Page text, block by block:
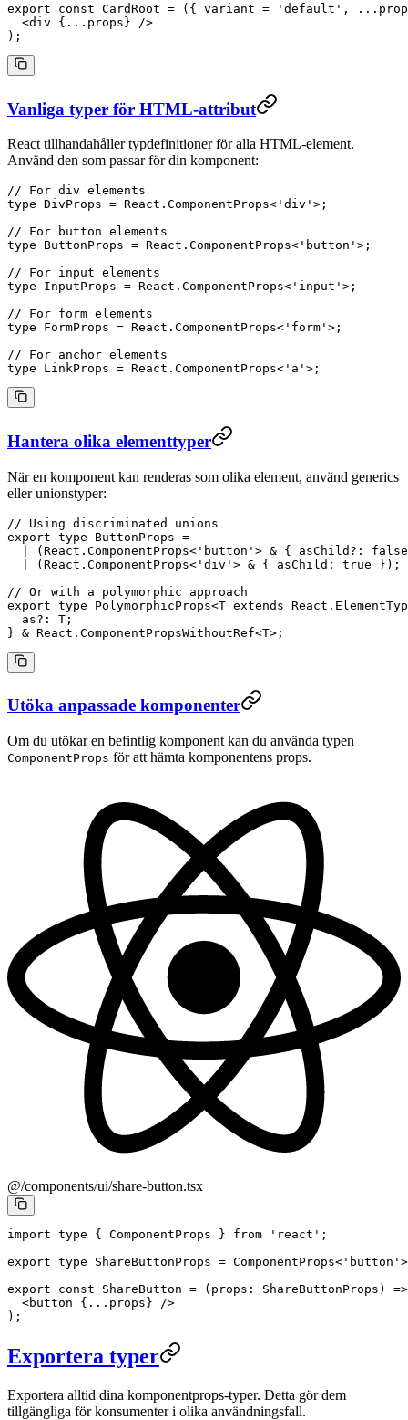
export const CardRoot = ({ variant = 'default' , ...
  <
div { ... props} />
);
Vanliga typer för HTML-attribut
React tillhandahåller typdefinitioner för alla HTML-element.
Använd den som passar för din komponent:
// For div elements
type DivProps = React . ComponentProps< 'div' >;
// For button elements
type ButtonProps = React . ComponentProps< 'button' >;
// For input elements
type InputProps = React . ComponentProps< 'input' >;
// For form elements
type FormProps = React . ComponentProps< 'form' >;
// For anchor elements
type LinkProps = React . ComponentProps< 'a' >;
Hantera olika elementtyper
När en komponent kan renderas som olika element, använd generics
eller unionstyper:
// Using discriminated unions
export type ButtonProps =
( React . ComponentProps< 'button' > & { asChild ?:
false
( React . ComponentProps< 'div' > & { asChild : true });
// Or with a polymorphic approach
export type PolymorphicProps<T extends React .
  as
?: T ;
} & React . ComponentPropsWithoutRef<T>;
Utöka anpassade komponenter
Om du utökar en befintlig komponent kan du använda typen
ComponentProps för att hämta komponentens props.
@/components/ui/share-button.tsx
import type { ComponentProps } from 'react' ;
export type ShareButtonProps = ComponentProps< 'button'
export const ShareButton = ( props : ShareButtonProps ) =>
  <
button { ... props} />
);
Exportera typer
Exportera alltid dina komponentprops-typer. Detta gör dem
tillgängliga för konsumenter i olika användningsfall.